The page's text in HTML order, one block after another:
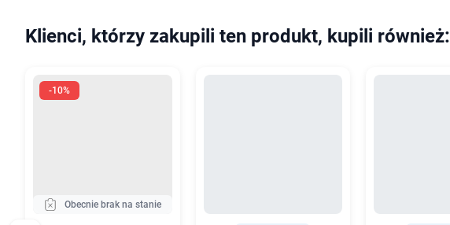
Klienci, którzy zakupili ten produkt, kupili również:
-10%
Obecnie brak na stanie